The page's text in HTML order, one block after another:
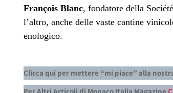
François Blanc, fondatore della
l’altro, anche delle vaste cantine
enologico.
Clicca qui per mettere “mi piace” alla